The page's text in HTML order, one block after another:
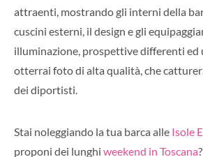
attraenti, mostrando gli interni della
cuscini esterni, il design e gli
illuminazione, prospettive differenti ed
otterrai foto di alta qualità, che
dei diportisti.
Stai noleggiando la tua barca alle Isole
proponi dei lunghi weekend in Toscana